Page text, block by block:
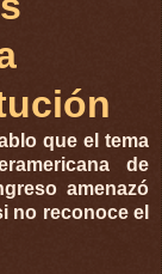
que el tema
de
amenazó
no reconoce el